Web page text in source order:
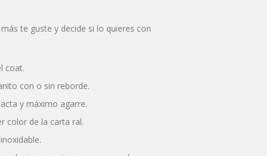
te guste y decide si lo quieres con
coat.
con o sin reborde.
y máximo agarre.
color de la carta ral.